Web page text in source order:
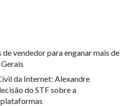
vendedor para enganar mais de
da Internet: Alexandre
do STF sobre a